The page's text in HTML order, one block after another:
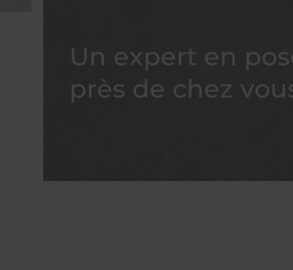
Un expert en
près de chez